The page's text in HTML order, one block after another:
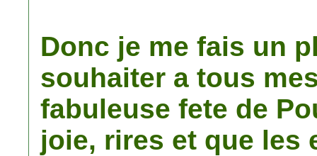
Donc je me fais un
souhaiter a tous
fabuleuse fete de
joie, rires et que les